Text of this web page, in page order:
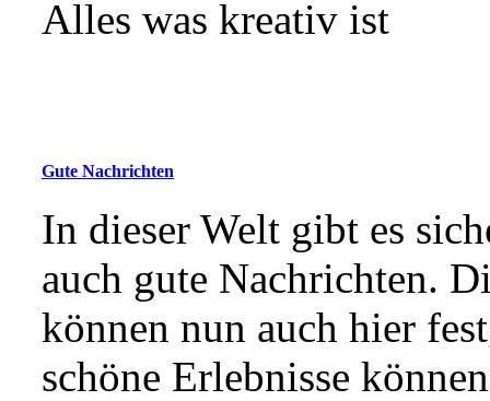
Alles was kreativ ist
Gute Nachrichten
In dieser Welt gibt es
auch gute Nachrichten.
können nun auch hier
schöne Erlebnisse